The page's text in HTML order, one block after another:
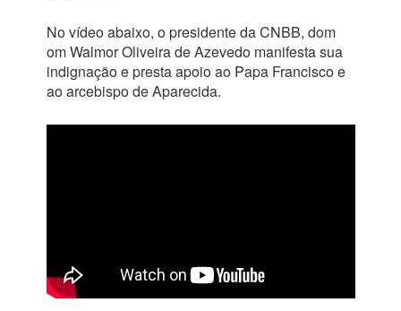
No vídeo abaixo, o presidente da CNBB, dom
om Walmor Oliveira de Azevedo manifesta sua
indignação e presta apoio ao Papa Francisco e
ao arcebispo de Aparecida.